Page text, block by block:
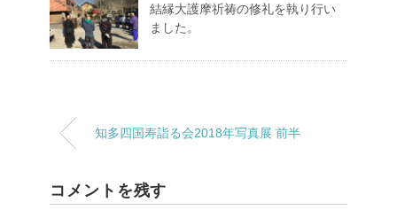
結縁大護摩祈祷の修礼を執り行い
ました。
知多四国寿詣る会2018年写真展 前半
コメントを残す